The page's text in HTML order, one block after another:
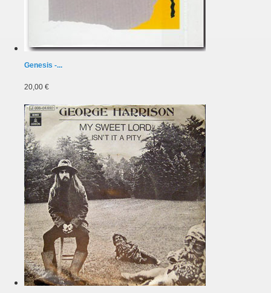
Genesis -...
20,00 €